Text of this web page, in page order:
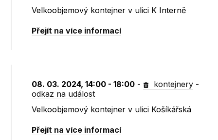
Velkoobjemový kontejner v ulici K Interně
Přejít na více informací
08. 03. 2024, 14:00 - 18:00 - kontejnery -
odkaz na událost
Velkoobjemový kontejner v ulici Košíkářská
Přejít na více informací